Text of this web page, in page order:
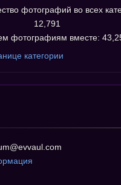
фотографий во всех
12,791
фотографиям вместе:
категории